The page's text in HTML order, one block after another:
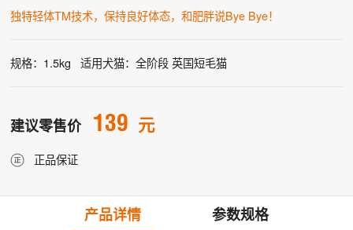
独特轻体TM技术，保持良好体态，和肥胖说Bye Bye！
规格：1.5kg 适用犬猫：全阶段 英国短毛猫
建议零售价 139 元
正品保证
产品详情 参数规格